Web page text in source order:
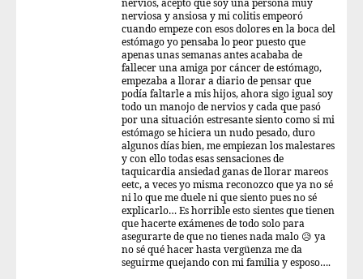
nervios, acepto que soy una persona muy
nerviosa y ansiosa y mi colitis empeoró
cuando empeze con esos dolores en la boca del
estómago yo pensaba lo peor puesto que
apenas unas semanas antes acababa de
fallecer una amiga por cáncer de estómago,
empezaba a llorar a diario de pensar que
podía faltarle a mis hijos, ahora sigo igual soy
todo un manojo de nervios y cada que pasó
por una situación estresante siento como si mi
estómago se hiciera un nudo pesado, duro
algunos días bien, me empiezan los malestares
y con ello todas esas sensaciones de
taquicardia ansiedad ganas de llorar mareos
eetc, a veces yo misma reconozco que ya no sé
ni lo que me duele ni que siento pues no sé
explicarlo… Es horrible esto sientes que tienen
que hacerte exámenes de todo solo para
asegurarte de que no tienes nada malo 😥 ya
no sé qué hacer hasta vergüenza me da
seguirme quejando con mi familia y esposo….